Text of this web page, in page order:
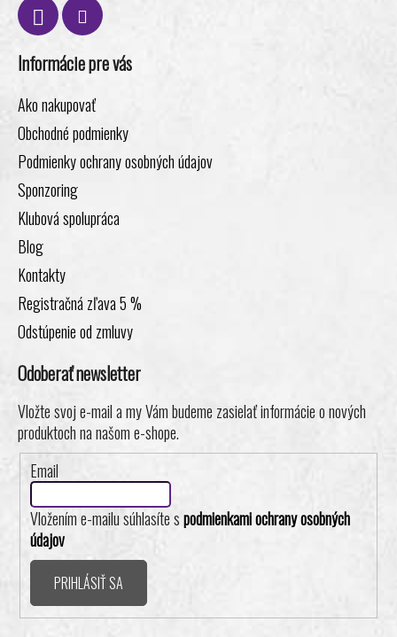
Informácie pre vás
Ako nakupovať
Obchodné podmienky
Podmienky ochrany osobných údajov
Sponzoring
Klubová spolupráca
Blog
Kontakty
Registračná zľava 5 %
Odstúpenie od zmluvy
Odoberať newsletter
Vložte svoj e-mail a my Vám budeme zasielať informácie o nových
produktoch na našom e-shope.
Email
Vložením e-mailu súhlasíte spodmienkami ochrany osobných
údajov
PRIHLÁSIŤ SA